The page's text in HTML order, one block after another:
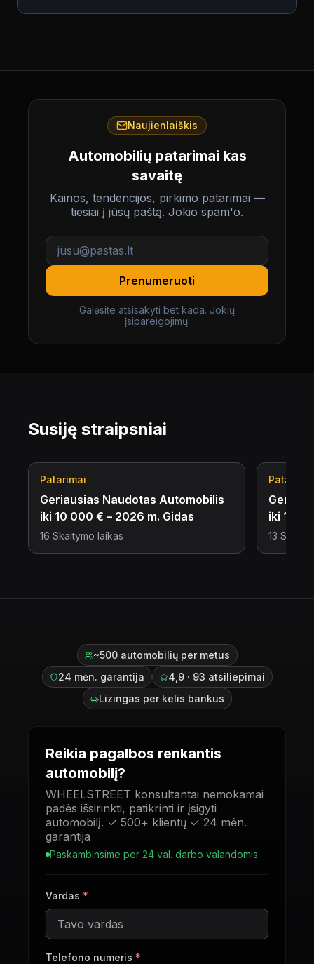
Naujienlaiškis
Automobilių patarimai kas
savaitę
Kainos, tendencijos, pirkimo patarimai —
tiesiai į jūsų paštą. Jokio spam'o.
Prenumeruoti
Galėsite atsisakyti bet kada. Jokių
įsipareigojimų.
Susiję straipsniai
Patarimai
Geriausias Naudotas Automobilis
iki 10 000 € – 2026 m. Gidas
16 Skaitymo laikas
iki 15
13
~500 automobilių per metus
24 mėn. garantija
4,9 · 93 atsiliepimai
Lizingas per kelis bankus
Reikia pagalbos renkantis
automobilį?
WHEELSTREET konsultantai nemokamai
padės išsirinkti, patikrinti ir įsigyti
automobilį. ✓ 500+ klientų ✓ 24 mėn.
garantija
Paskambinsime per 24 val. darbo valandomis
Vardas *
Telefono numeris *